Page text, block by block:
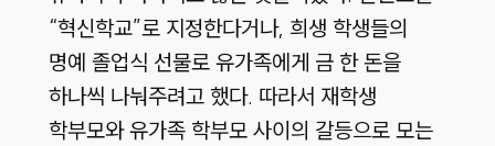
“혁신학교”로 지정한다거나, 희생 학생들의
명예 졸업식 선물로 유가족에게 금 한 돈을
하나씩 나눠주려고 했다. 따라서 재학생
학부모와 유가족 학부모 사이의 갈등으로 모는